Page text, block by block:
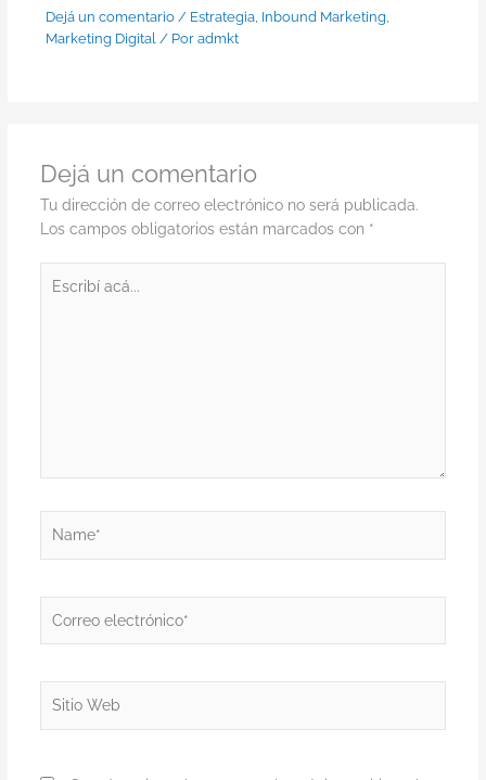
Dejá un comentario / Estrategia, Inbound Marketing
Marketing Digital / Por admkt
Dejá un comentario
Tu dirección de correo electrónico no será publicada.
Los campos obligatorios están marcados con *
acá...
electrónico*
Web